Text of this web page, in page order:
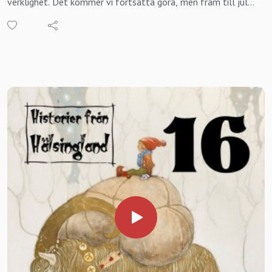
Är du företagare eller privatperson och vill veta mer? Ring
oss på 0739937451 (Robert) eller
5111–9261
För mer information om projektet besök
https://www.historierfranhalsingland.se/berattarstunder-
pa-aldreboenden/
över hela Sverige, vilket vi är oerhört stolta och glada över.
Den sjuttonde luckan i vår kalender innehåller Öland.
Dagens sägner är hämtade ur böckerna Svenska folksägner
av Herman Hofberg, Svenska folksägner av Bengt af
Klintberg och Folklivssägner från Öland av fröken J Wilner
samt Institutet för språk och folkminnens arkiv i Uppsala.
Vill du stödja podden? SWISH 1235672431
BOKA IN HISTORIER FRÅN HÄLSINGLAND Vill du, din
förening eller företag boka Historier från Hälsingland för en
berättarkväll? Mejla oss på
kontakta@historierfranhalsingland.se eller ring
0739937451 alt 0702344117 Mer information
https://www.historierfranhalsingland.se/anlita-oss/